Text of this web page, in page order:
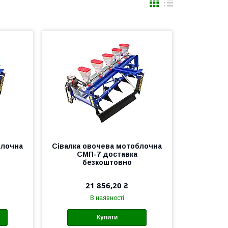
Сівалка овочева мотоблочна
СМП-7 доставка
безкоштовно
21 856,20 ₴
В наявності
Купити